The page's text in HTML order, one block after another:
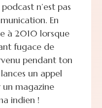
n’est pas
En
à 2010 lorsque
fugace de
pendant ton
un appel
un magazine
indien !